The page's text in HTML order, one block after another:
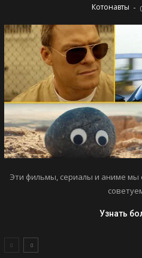
Котонавты -
Эти фильмы, сериалы и аниме мы
Узнать